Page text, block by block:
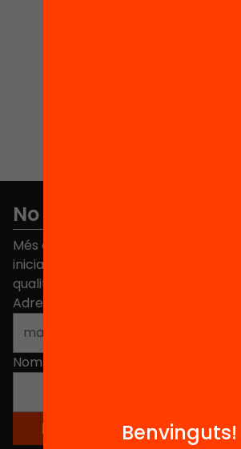
No et perdis res
Més de 40.000 persones ja han triat
iniciatives, propostes i projectes per
qualitat de l'educació a Catalunya.
Adreça electrònica
Nom
Benvinguts!